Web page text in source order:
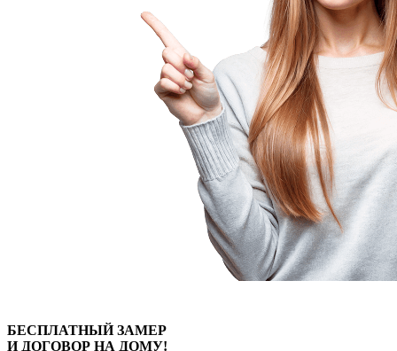
БЕСПЛАТНЫЙЗАМЕР
И ДОГОВОР НА ДОМУ!